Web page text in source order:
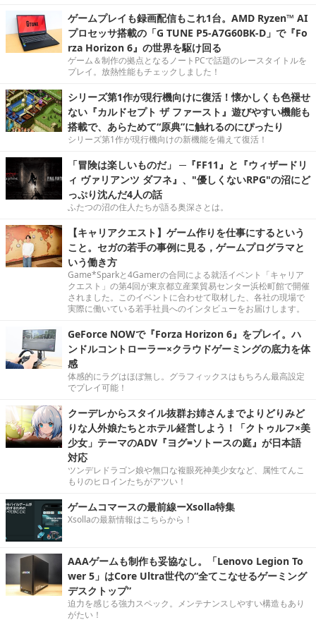
ゲームプレイも録画配信もこれ1台。AMD Ryzen™ AI
プロセッサ搭載の「G TUNE P5-A7G60BK-D」で『Fo
rza Horizon 6』の世界を駆け回る
ゲーム＆制作の拠点となるノートPCで話題のレースタイトルを
プレイ。放熱性能もチェックしました！
シリーズ第1作が現行機向けに復活！懐かしくも色褪せ
ない『カルドセプト ザ ファースト』遊びやすい機能も
搭載で、あらためて“原典”に触れるのにぴったり
シリーズ第1作が現行機向けの新機能を備えて復活！
「冒険は楽しいものだ」 ─『FF11』と『ウィザードリ
ィ ヴァリアンツ ダフネ』、"優しくないRPG"の沼にど
っぷり沈んだ4人の話
ふたつの沼の住人たちが語る奥深さとは。
【キャリアクエスト】ゲーム作りを仕事にするという
こと。セガの若手の事例に見る，ゲームプログラマと
いう働き方
Game*Sparkと4Gamerの合同による就活イベント「キャリア
クエスト」の第4回が東京都立産業貿易センター浜松町館で開催
されました。このイベントに合わせて取材した、各社の現場で
実際に働いている若手社員へのインタビューをお届けします。
GeForce NOWで『Forza Horizon 6』をプレイ。ハ
ンドルコントローラー×クラウドゲーミングの底力を体
感
体感的にラグはほぼ無し。グラフィックスはもちろん最高設定
でプレイ可能！
クーデレからスタイル抜群お姉さんまでよりどりみど
りな人外娘たちとホテル経営しよう！「クトゥルフ×美
少女」テーマのADV『ヨグ=ソトースの庭』が日本語
対応
ツンデレドラゴン娘や無口な複眼死神美少女など、属性てんこ
もりのヒロインたちがアツい！
ゲームコマースの最前線ーXsolla特集
Xsollaの最新情報はこちらから！
AAAゲームも制作も妥協なし。「Lenovo Legion To
wer 5」はCore Ultra世代の“全てこなせるゲーミング
デスクトップ”
迫力を感じる強力スペック。メンテナンスしやすい構造もあり
がたい！